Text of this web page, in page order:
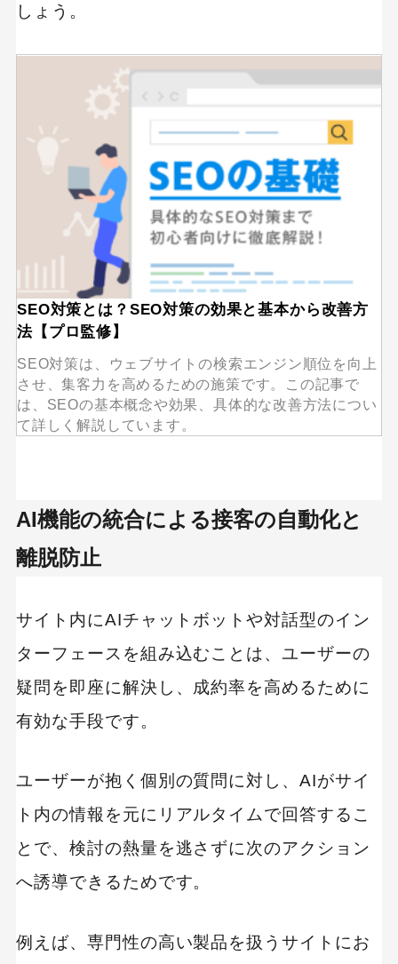
キーワードから記事を検索
検索する
Googleアナリティクス
Google広告
しょう。
SEO対策とは？SEO対策の効果と基本から改善方
法【プロ監修】
SEO対策は、ウェブサイトの検索エンジン順位を向上
させ、集客力を高めるための施策です。この記事で
は、SEOの基本概念や効果、具体的な改善方法につい
て詳しく解説しています。
AI機能の統合による接客の自動化と
離脱防止
サイト内にAIチャットボットや対話型のイン
ターフェースを組み込むことは、ユーザーの
疑問を即座に解決し、成約率を高めるために
有効な手段です。
ユーザーが抱く個別の質問に対し、AIがサイ
ト内の情報を元にリアルタイムで回答するこ
とで、検討の熱量を逃さずに次のアクション
へ誘導できるためです。
例えば、専門性の高い製品を扱うサイトにお